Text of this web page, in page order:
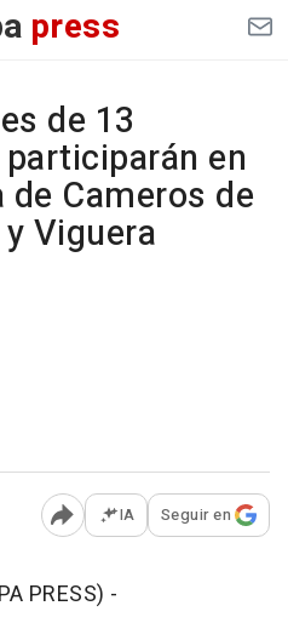
press
de 13
en
de Cameros de
Viguera
Abrir opciones para
IA Seguir en
PRESS) -